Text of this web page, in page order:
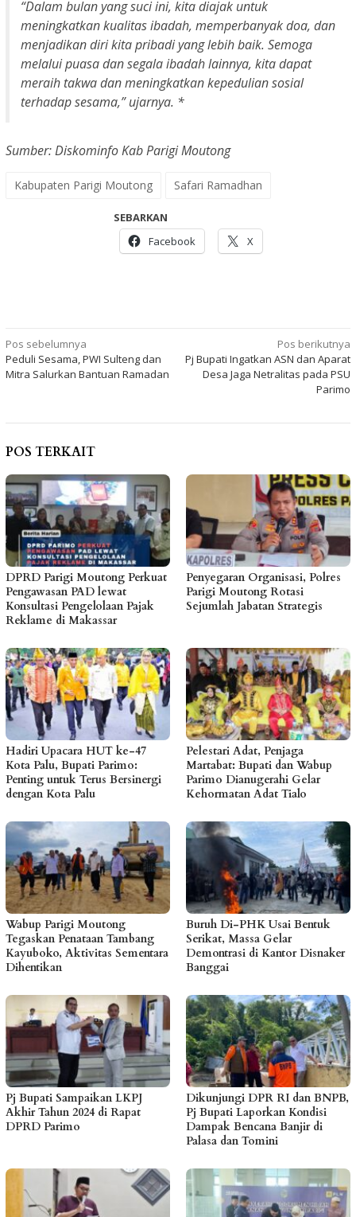
“Dalam bulan yang suci ini, kita diajak untuk
meningkatkan kualitas ibadah, memperbanyak doa, dan
menjadikan diri kita pribadi yang lebih baik. Semoga
melalui puasa dan segala ibadah lainnya, kita dapat
meraih takwa dan meningkatkan kepedulian sosial
terhadap sesama,” ujarnya. *
Sumber: Diskominfo Kab Parigi Moutong
Kabupaten Parigi Moutong Safari Ramadhan
SEBARKAN
Facebook
X
Navigasi
pos
Pos sebelumnya
Peduli Sesama, PWI Sulteng dan
Mitra Salurkan Bantuan Ramadan
Pos berikutnya
Pj Bupati Ingatkan ASN dan Aparat
Desa Jaga Netralitas pada PSU
Parimo
POS TERKAIT
DPRD Parigi Moutong Perkuat
Pengawasan PAD lewat
Konsultasi Pengelolaan Pajak
Reklame di Makassar
Penyegaran Organisasi, Polres
Parigi Moutong Rotasi
Sejumlah Jabatan Strategis
Hadiri Upacara HUT ke-47
Kota Palu, Bupati Parimo:
Penting untuk Terus Bersinergi
dengan Kota Palu
Pelestari Adat, Penjaga
Martabat: Bupati dan Wabup
Parimo Dianugerahi Gelar
Kehormatan Adat Tialo
Wabup Parigi Moutong
Tegaskan Penataan Tambang
Kayuboko, Aktivitas Sementara
Dihentikan
Buruh Di-PHK Usai Bentuk
Serikat, Massa Gelar
Demontrasi di Kantor Disnaker
Banggai
Pj Bupati Sampaikan LKPJ
Akhir Tahun 2024 di Rapat
DPRD Parimo
Dikunjungi DPR RI dan BNPB,
Pj Bupati Laporkan Kondisi
Dampak Bencana Banjir di
Palasa dan Tomini